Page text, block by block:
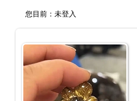
您目前： 未登入